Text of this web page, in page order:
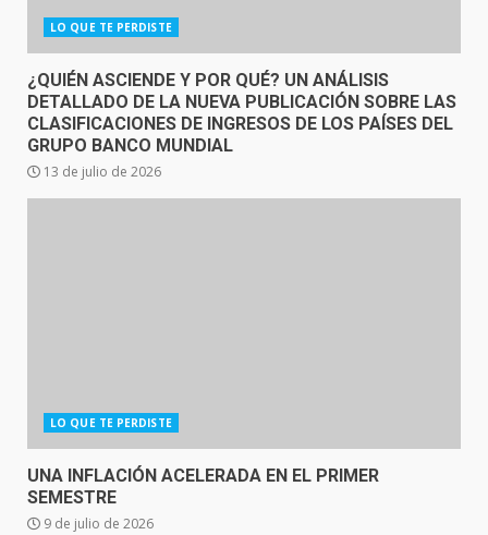
LO QUE TE PERDISTE
¿QUIÉN ASCIENDE Y POR QUÉ? UN ANÁLISIS
DETALLADO DE LA NUEVA PUBLICACIÓN SOBRE LAS
CLASIFICACIONES DE INGRESOS DE LOS PAÍSES DEL
GRUPO BANCO MUNDIAL
13 de julio de 2026
LO QUE TE PERDISTE
UNA INFLACIÓN ACELERADA EN EL PRIMER
SEMESTRE
9 de julio de 2026